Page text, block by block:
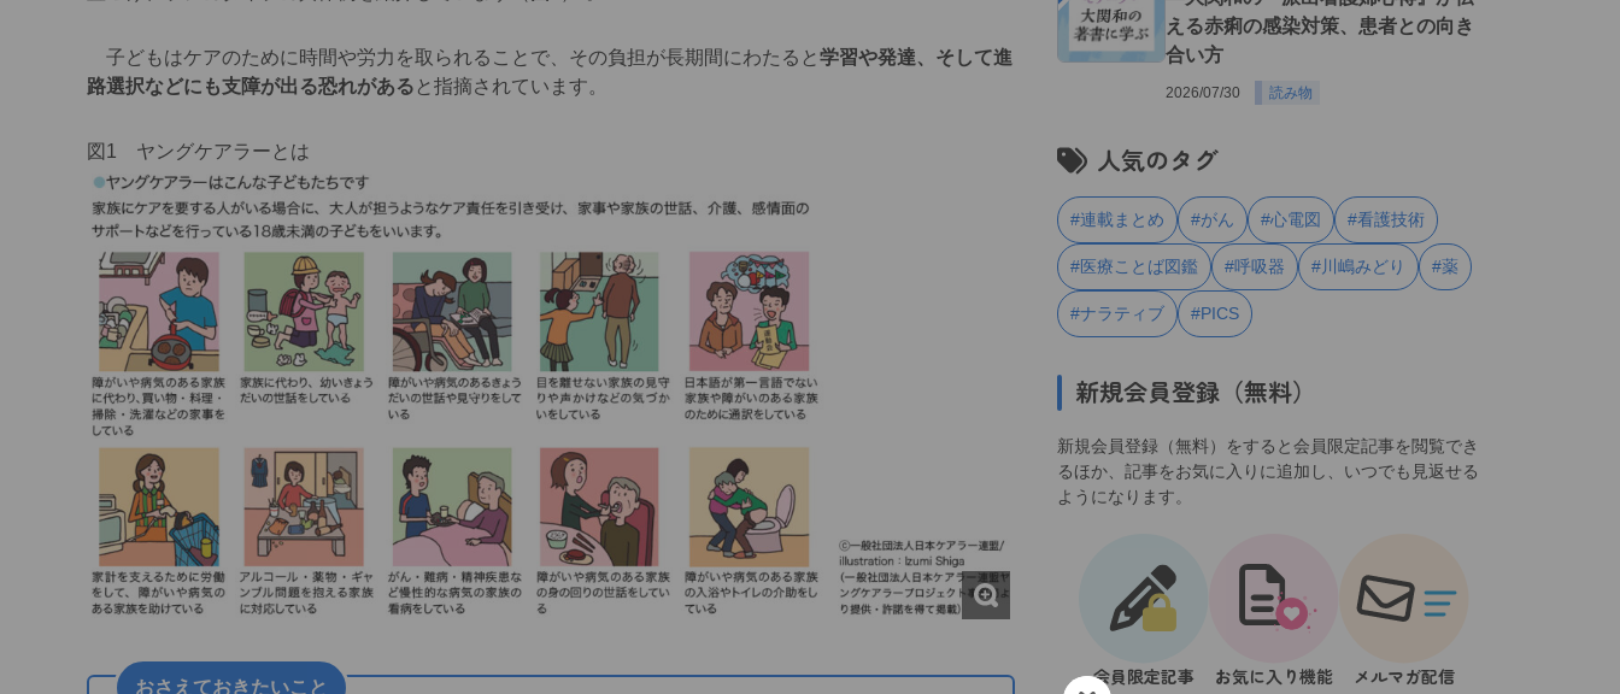
子どもはケアのために時間や労力を取られることで、その負担が長期間にわたると 学習や発達、そして進
路選択などにも支障が出る恐れがある と指摘されています。
図1 ヤングケアラーとは
おさえておきたいこと
える赤痢の感染対策、患者との向き
合い方
2026/07/30 読み物
人気のタグ
#連載まとめ #がん #心電図 #看護技術
#医療ことば図鑑 #呼吸器 #川嶋みどり #薬
#ナラティブ #PICS
新規会員登録（無料）
新規会員登録（無料）をすると会員限定記事を閲覧でき
るほか、記事をお気に入りに追加し、いつでも見返せる
ようになります。
会員限定記事 お気に入り機能 メルマガ配信